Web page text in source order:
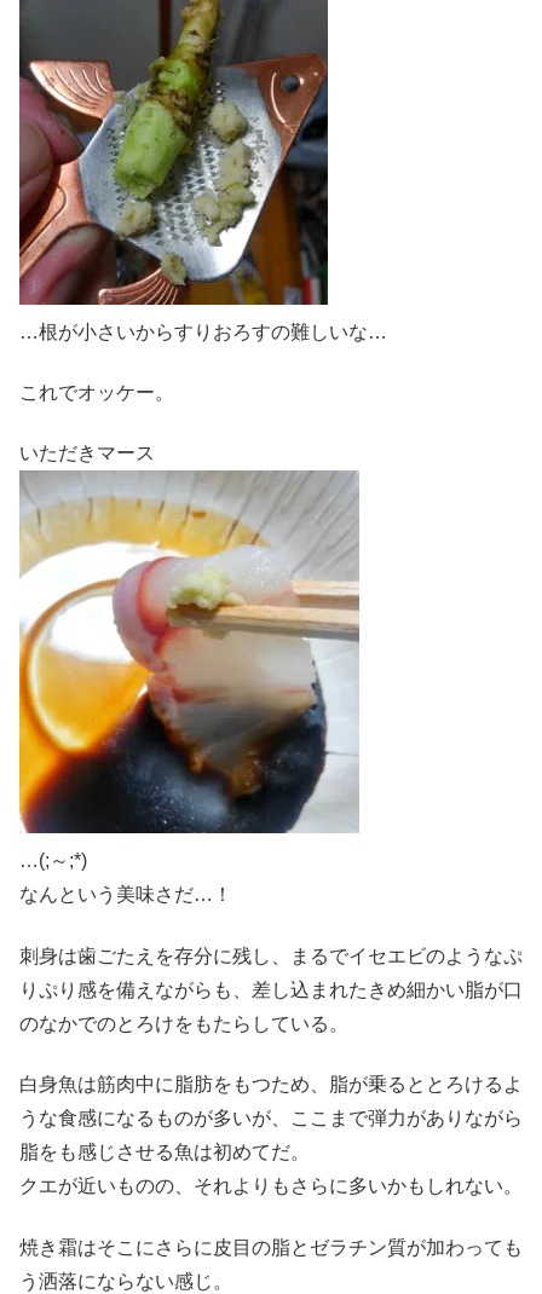
…根が小さいからすりおろすの難しいな…
これでオッケー。
いただきマース
…(;～;*)
なんという美味さだ…！
刺身は歯ごたえを存分に残し、まるでイセエビのようなぷ
りぷり感を備えながらも、差し込まれたきめ細かい脂が口
のなかでのとろけをもたらしている。
白身魚は筋肉中に脂肪をもつため、脂が乗るととろけるよ
うな食感になるものが多いが、ここまで弾力がありながら
脂をも感じさせる魚は初めてだ。
クエが近いものの、それよりもさらに多いかもしれない。
焼き霜はそこにさらに皮目の脂とゼラチン質が加わっても
う洒落にならない感じ。